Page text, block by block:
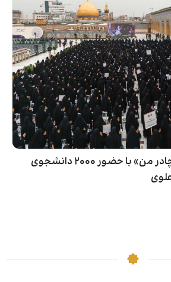
برگزاری جشنوارهٔ «چادر من» با حضور ۲۰۰۰ دانشجوی